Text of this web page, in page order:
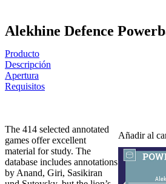
Alekhine Defence
Producto
Descripción
Apertura
Requisitos
Añadir al
The 414 selected annotated
games offer excellent
material for study. The
database includes annotations
by Anand, Giri, Sasikiran